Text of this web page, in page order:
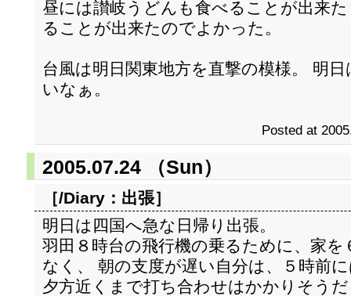
昼には讃岐うどんも食べることが出来
ることが出来たのでよかった。
台風は明日関東地方を直撃の模様。 明
いなぁ。
Posted at
2005.07.24 （Sun）
［/Diary： 出張］
明日は四国へ急な日帰り出張。
羽田８時台の飛行機の乗るために、家
なく、 朝の支度が遅い自分は、５時前
夕方近くまで打ち合わせはかかりそう